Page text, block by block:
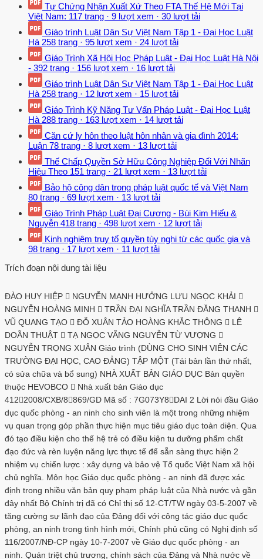
Tự Chứng Nhận Xuất Xứ Theo FTA Thế Hệ Mới Tại
Việt Nam: 117 trang · 9 lượt xem · 30 lượt tải
Giáo trình Luật Dân Sự Việt Nam Tập 1 - Đại Học Luật
Hà 258 trang · 95 lượt xem · 24 lượt tải
Giáo Trình Xã Hội Học Pháp Luật - Đại Học Luật Hà Nội
- 392 trang · 156 lượt xem · 16 lượt tải
Giáo trình Luật Dân Sự Việt Nam Tập 1 - Đại Học Luật
Hà 258 trang · 12 lượt xem · 15 lượt tải
Giáo Trình Kỹ Năng Tư Vấn Pháp Luật - Đại Học Luật
Hà 288 trang · 163 lượt xem · 14 lượt tải
Căn cứ ly hôn theo luật hôn nhân và gia đình 2014:
Luận 78 trang · 8 lượt xem · 13 lượt tải
Thế Chấp Quyền Sở Hữu Công Nghiệp Đối Với Nhãn
Hiệu Theo 151 trang · 21 lượt xem · 13 lượt tải
Bảo hộ công dân trong pháp luật quốc tế và Việt Nam
80 trang · 69 lượt xem · 13 lượt tải
Giáo Trình Pháp Luật Đại Cương - Bùi Kim Hiếu &
Nguyễn 418 trang · 498 lượt xem · 12 lượt tải
Kinh nghiệm truy tố quyền tùy nghi từ các quốc gia và
98 trang · 17 lượt xem · 11 lượt tải
Trích đoạn nội dung tài liệu
ĐÀO HUY HIỆP  NGUYỄN MẠNH HƯỞNG LƯU NGỌC KHẢI 
NGUYỄN HOÀNG MINH  TRẦN ĐẠI NGHĨA TRẦN ĐĂNG THANH 
VŨ QUANG TẠO  ĐỖ XUÂN TẢO HOÀNG KHẮC THÔNG  LÊ
DOÃN THUẬT  TẠ NGỌC VÃNG NGUYỄN TỪ VƯỢNG 
NGUYỄN TRỌNG XUÂN Giáo trình (DÙNG CHO SINH VIÊN CÁC
TRƯỜNG ĐẠI HỌC, CAO ĐẲNG) TẬP MỘT (Tái bản lần thứ nhất,
có sửa chữa và bổ sung) NHÀ XUẤT BẢN GIÁO DỤC Bản quyền
thuộc HEVOBCO  Nhà xuất bản Giáo dục
4122008/CXB/8869/GD Mã số : 7G073Y8DAI 2 Lời nói đầu Giáo
dục quốc phòng - an ninh cho sinh viên là một trong những nhiệm
vụ quan trọng góp phần thực hiện mục tiêu giáo dục toàn diện. Qua
đó tạo điều kiện cho thế hệ trẻ có điều kiện tu dưỡng phẩm chất
đạo đức và rèn luyện năng lực thực tế để sẵn sàng thực hiện 2
nhiệm vụ chiến lược : xây dựng và bảo vệ Tổ quốc Việt Nam xã hội
chủ nghĩa. Môn học Giáo dục quốc phòng - an ninh đã được xác
định trong nhiều văn bản quy phạm pháp luật của Nhà nước và gần
đây nhất Bộ Chính trị đã có Chỉ thị số 12-CT/TW ngày 03-5-2007 về
tăng cường sự lãnh đạo của Đảng đối với công tác giáo dục quốc
phòng, an ninh trong tình hình mới, Chính phủ cũng có Nghị định số
116/2007/NĐ-CP ngày 10-7-2007 về Giáo dục quốc phòng - an
ninh. Quán triệt chủ trương, chính sách của Đảng và Nhà nước về